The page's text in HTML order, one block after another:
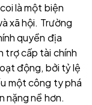
là một biện
xã hội. Trường
quyền địa
trợ cấp tài chính
động, bởi tỷ lệ
một công ty phá
nặng nề hơn.